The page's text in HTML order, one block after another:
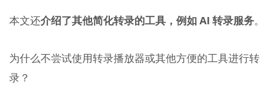
本文还介绍了其他简化转录的工具，例如 AI 转录服务。
为什么不尝试使用转录播放器或其他方便的工具进行转
录？